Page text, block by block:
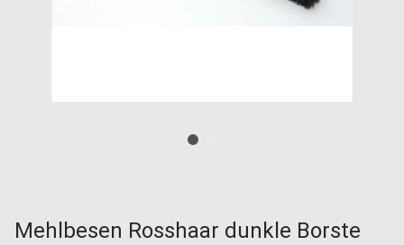
Mehlbesen Rosshaar dunkle Borste